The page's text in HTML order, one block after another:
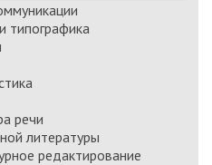
типографика
речи
литературы
редактирование